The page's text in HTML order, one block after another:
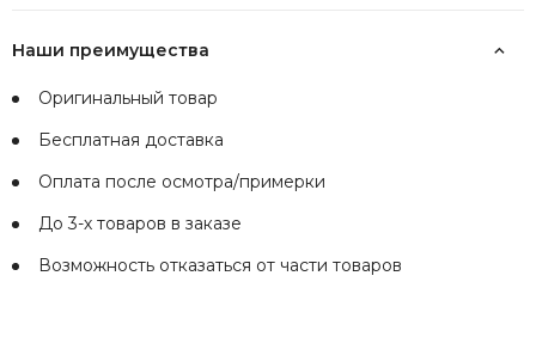
Наши преимущества
Оригинальный товар
Бесплатная доставка
Оплата после осмотра/примерки
До 3-х товаров в заказе
Возможность отказаться от части товаров